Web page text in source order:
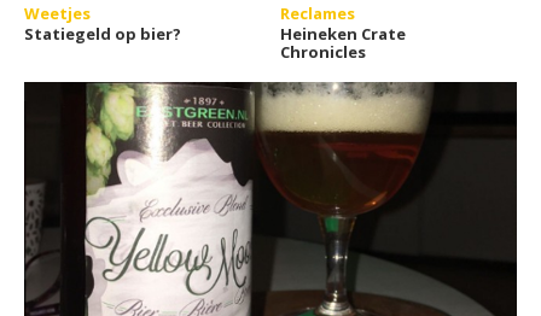
Weetjes
Statiegeld op bier?
Reclames
Heineken Crate
Chronicles